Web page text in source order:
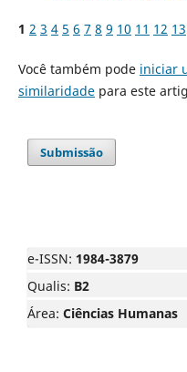
1 2 3 4 5 6 7 8 9 10 11 12 13
Você também pode iniciar
similaridadepara este
Submissão
e-ISSN: 1984-3879
Qualis: B2
Área: Ciências Humanas